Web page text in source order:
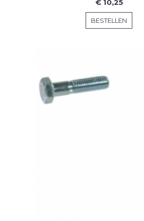
€ 10,25
BESTELLEN